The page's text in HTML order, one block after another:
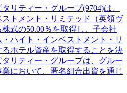
リティー・グループ(9704)は、
トメント・リミテッド（英領ヴ
式の50.00％を取得し、子会社
ハイト・インベストメント・リ
ホテル資産を取得することを決
リティー・グループは、グルー
において、匿名組合出資を通じ